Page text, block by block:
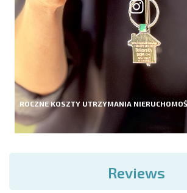
ROCZNE KOSZTY UTRZYMANIA
Reviews